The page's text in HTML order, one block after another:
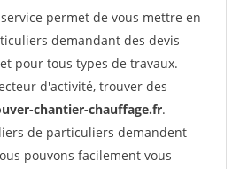
permet de vous mettre en
demandant des devis
pour tous types de travaux.
d'activité, trouver des
chantier-chauffage.fr.
de particuliers demandent
pouvons facilement vous